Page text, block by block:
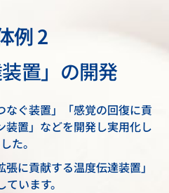
例 2
装置」の開発
なぐ装置」「感覚の回復に貢
置」などを開発し実用化し
た。
に貢献する温度伝達装置」
います。